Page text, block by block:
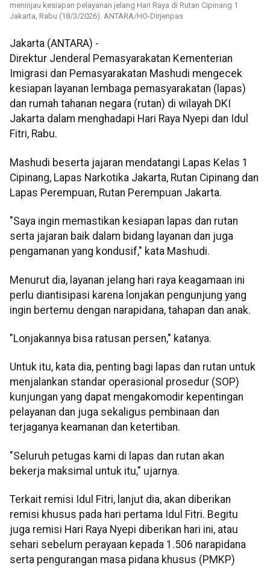
meninjau kesiapan pelayanan jelang Hari Raya di Rutan Cipinang 1
Jakarta, Rabu (18/3/2026). ANTARA/HO-Dirjenpas
Jakarta (ANTARA) -
Direktur Jenderal Pemasyarakatan Kementerian
Imigrasi dan Pemasyarakatan Mashudi mengecek
kesiapan layanan lembaga pemasyarakatan (lapas)
dan rumah tahanan negara (rutan) di wilayah DKI
Jakarta dalam menghadapi Hari Raya Nyepi dan Idul
Fitri, Rabu.
Mashudi beserta jajaran mendatangi Lapas Kelas 1
Cipinang, Lapas Narkotika Jakarta, Rutan Cipinang dan
Lapas Perempuan, Rutan Perempuan Jakarta.
"Saya ingin memastikan kesiapan lapas dan rutan
serta jajaran baik dalam bidang layanan dan juga
pengamanan yang kondusif," kata Mashudi.
Menurut dia, layanan jelang hari raya keagamaan ini
perlu diantisipasi karena lonjakan pengunjung yang
ingin bertemu dengan narapidana, tahapan dan anak.
"Lonjakannya bisa ratusan persen," katanya.
Untuk itu, kata dia, penting bagi lapas dan rutan untuk
menjalankan standar operasional prosedur (SOP)
kunjungan yang dapat mengakomodir kepentingan
pelayanan dan juga sekaligus pembinaan dan
terjaganya keamanan dan ketertiban.
"Seluruh petugas kami di lapas dan rutan akan
bekerja maksimal untuk itu," ujarnya.
Terkait remisi Idul Fitri, lanjut dia, akan diberikan
remisi khusus pada hari pertama Idul Fitri. Begitu
juga remisi Hari Raya Nyepi diberikan hari ini, atau
sehari sebelum perayaan kepada 1.506 narapidana
serta pengurangan masa pidana khusus (PMKP)